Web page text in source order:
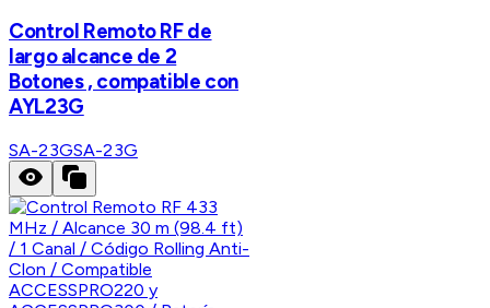
Control Remoto RF de
largo alcance de 2
Botones , compatible con
AYL23G
SA-23GSA-23G